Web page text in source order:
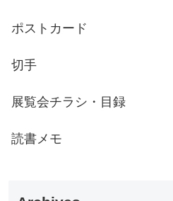
ポストカード
切手
展覧会チラシ・目録
読書メモ